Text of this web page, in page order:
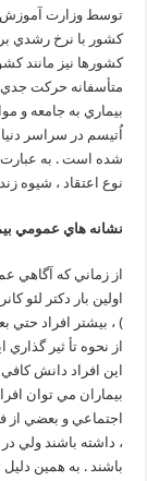
توسط وزارت آموزش
كشورها نيز مانند
متأسفانه حركت
بيماري به جامعه و
اُتيسم در سراسر
شده است . به عبارت
نوع اعتقاد ، شيوه
نشانه هاي عمومي
از زماني كه آگاهي
) ، بيشتر افراد
از نحوه تأ ثير
اين افراد دانش
بيماران مي توان
اجتماعي و بعضي از
، داشته باشند ولي
باشند . به همين